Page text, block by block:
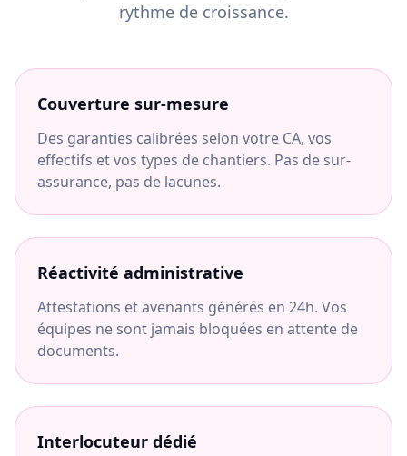
rythme de croissance.
Couverture sur-mesure
Des garanties calibrées selon votre CA, vos
effectifs et vos types de chantiers. Pas de sur-
assurance, pas de lacunes.
Réactivité administrative
Attestations et avenants générés en 24h. Vos
équipes ne sont jamais bloquées en attente de
documents.
Interlocuteur dédié